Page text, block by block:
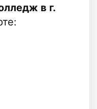
в г.